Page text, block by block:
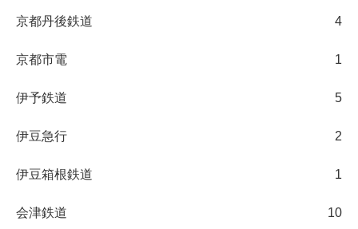
京都丹後鉄道 4
京都市電 1
伊予鉄道 5
伊豆急行 2
伊豆箱根鉄道 1
会津鉄道 10